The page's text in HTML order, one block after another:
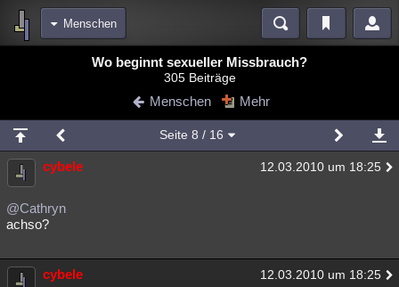
Menschen
Blogs Videos
Chat Wiki Neuigkeiten
meine Rubriken
Menschen Mystery Kriminalfälle
Spiritualität
weitere Rubriken
Wo beginnt sexueller Missbrauch?
305 Beiträge
Menschen Mehr
Seite 8 / 16
cybele 12.03.2010 um 18:25
@Cathryn
achso?
cybele 12.03.2010 um 18:25